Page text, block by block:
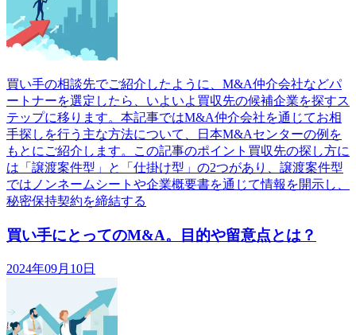
買い手の相談先でご紹介したように、M&A仲介会社などパ
ートナーを選定したら、いよいよ買収先の候補企業を探すス
テップに移ります。本記事ではM&A仲介会社を通じてお相
手探しを行う主な方法について、日本M&Aセンターの例を
もとにご紹介します。この記事のポイント買収先の探し方に
は「譲渡案件型」と「仕掛け型」の2つがあり、譲渡案件型
ではノンネームシートや企業概要書を通じて情報を開示し、
秘密保持契約を締結する
買い手にとってのM&A。目的や留意点とは？
2024年09月10日